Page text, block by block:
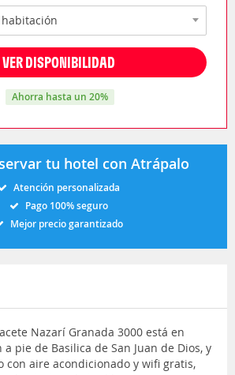
VER DISPONIBILIDAD
ahorra hasta un 20%
tu hotel con Atrápalo
Atención personalizada
Pago 100% seguro
Mejor precio garantizado
Nazarí Granada 3000 está en
a pie de Basilica de San Juan de Dios, y
con aire acondicionado y wifi gratis,